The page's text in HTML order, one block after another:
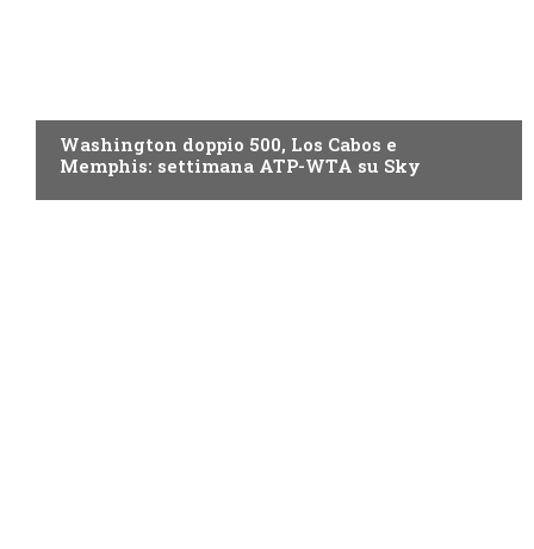
Washington doppio 500, Los Cabos e
Memphis: settimana ATP-WTA su Sky